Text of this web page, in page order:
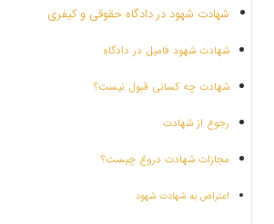
شهادت شهود در دادگاه حقوقی و کیفری
شهادت شهود فامیل در دادگاه
شهادت چه کسانی قبول نیست؟
رجوع از شهادت
مجازات شهادت دروغ چیست؟
اعتراض به شهادت شهود